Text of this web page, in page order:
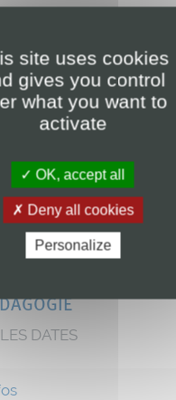
2026 au 06/11/2026
DATES
site uses cookies
gives you control
what you want to
activate
OK, accept all
Deny all cookies
Personalize